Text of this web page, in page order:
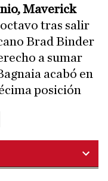
Maverick
tras salir
Brad Binder
a sumar
acabó en
posición